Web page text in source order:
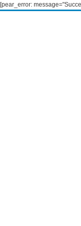
[pear_error: